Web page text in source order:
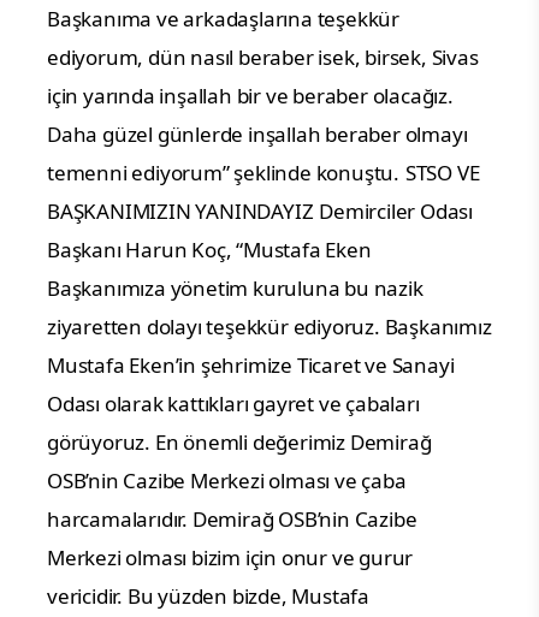
Başkanıma ve arkadaşlarına teşekkür
ediyorum, dün nasıl beraber isek, birsek, Sivas
için yarında inşallah bir ve beraber olacağız.
Daha güzel günlerde inşallah beraber olmayı
temenni ediyorum” şeklinde konuştu. STSO VE
BAŞKANIMIZIN YANINDAYIZ Demirciler Odası
Başkanı Harun Koç, “Mustafa Eken
Başkanımıza yönetim kuruluna bu nazik
ziyaretten dolayı teşekkür ediyoruz. Başkanımız
Mustafa Eken’in şehrimize Ticaret ve Sanayi
Odası olarak kattıkları gayret ve çabaları
görüyoruz. En önemli değerimiz Demirağ
OSB’nin Cazibe Merkezi olması ve çaba
harcamalarıdır. Demirağ OSB’nin Cazibe
Merkezi olması bizim için onur ve gurur
vericidir. Bu yüzden bizde, Mustafa